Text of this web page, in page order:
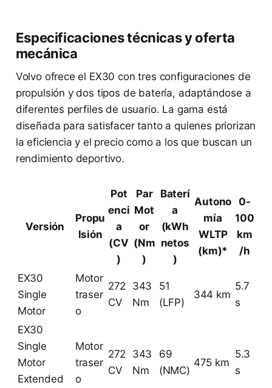
Especificaciones técnicas y oferta
mecánica
Volvo ofrece el EX30 con tres configuraciones de
propulsión y dos tipos de batería, adaptándose a
diferentes perfiles de usuario. La gama está
diseñada para satisfacer tanto a quienes priorizan
la eficiencia y el precio como a los que buscan un
rendimiento deportivo.
Versión
Propu
lsión
Pot
enci
a
(CV
)
Par
Mot
or
(Nm
)
Baterí
a
(kWh
netos
)
Autono
mía
WLTP
(km)*
0-
100
km
/h
EX30
Single
Motor
Motor
traser
o
272
CV
343
Nm
51
(LFP)
344 km
5.7
s
EX30
Single
Motor
Extended
Motor
traser
o
272
CV
343
Nm
69
(NMC)
475 km
5.3
s